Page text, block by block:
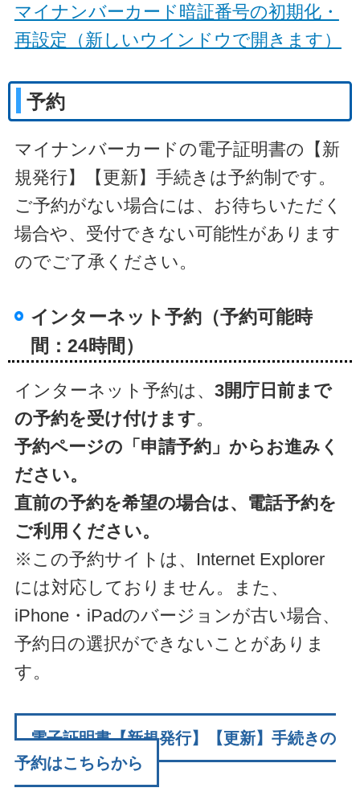
マイナンバーカード暗証番号の初期化・
再設定（新しいウインドウで開きます）
予約
マイナンバーカードの電子証明書の【新
規発行】【更新】手続きは予約制です。
ご予約がない場合には、お待ちいただく
場合や、受付できない可能性があります
のでご了承ください。
インターネット予約（予約可能時
間：24時間）
インターネット予約は、 3開庁日前まで
の予約を受け付けます。
予約ページの「申請予約」からお進みく
ださい。
直前の予約を希望の場合は、電話予約を
ご利用ください。
※この予約サイトは、Internet Explorer
には対応しておりません。また、
iPhone・iPadのバージョンが古い場合、
予約日の選択ができないことがありま
す。
電子証明書【新規発行】【更新】手続きの
予約はこちらから